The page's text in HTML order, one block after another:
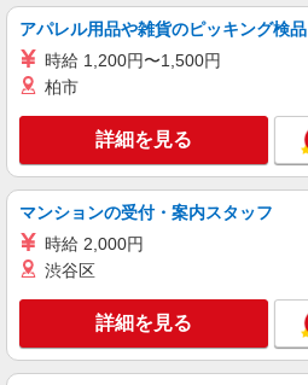
アパレル用品や雑貨のピッキング検品
時給 1,200円〜1,500円
柏市
詳細を見る
マンションの受付・案内スタッフ
時給 2,000円
渋谷区
詳細を見る